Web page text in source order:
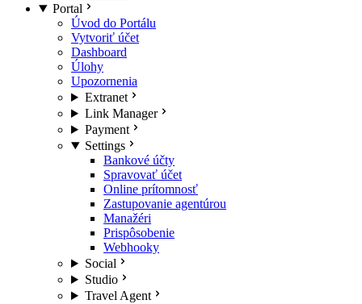
Portal
Úvod do Portálu
Vytvoriť účet
Dashboard
Úlohy
Upozornenia
Extranet
Link Manager
Payment
Settings
Bankové účty
Spravovať účet
Online prítomnosť
Zastupovanie agentúrou
Manažéri
Prispôsobenie
Webhooky
Social
Studio
Travel Agent